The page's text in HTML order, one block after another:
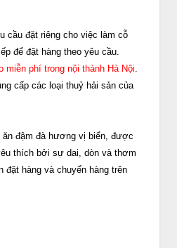
cầu đặt riêng cho việc làm cỗ
để đặt hàng theo yêu cầu.
miễn phí trong nội thành Hà Nội
cấp các loại thuỷ hải sản của
ăn đậm đà hương vị biển, được
thích bởi sự dai, dòn và thơm
đặt hàng và chuyển hàng trên